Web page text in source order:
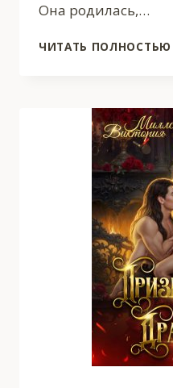
Она родилась,…
ЧИТАТЬ ПОЛНОСТЬЮ